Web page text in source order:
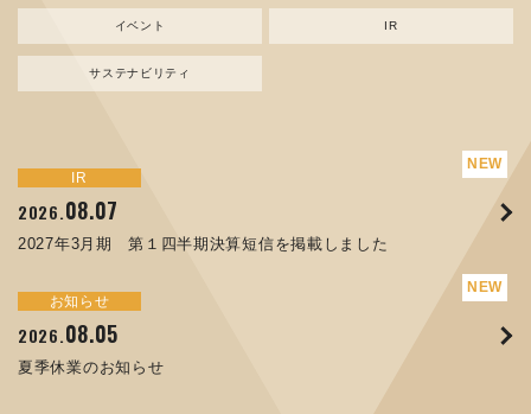
イベント IR
サステナビリティ
IR
2026.08.07
2027年3月期 第１四半期決算短信を掲載しました
お知らせ
2026.08.05
夏季休業のお知らせ
新規事業
2024.04.10
資源ごみAI 自動選別機 販売開始のお知らせ
お知らせ
2026.08.05
夏季休業のお知らせ
お知らせ
2025.11.17
コラムを更新しました：MECT2025(メカトロテックジャパ
トピックス
2026.07.17
ORANGE NEWS Vol. 014を掲載しました
トピックス
2026.04.17
ORANGE NEWS Vol. 013を掲載しました
イベント
2026.04.03
MEX金沢2026 出展のご案内 ※終了しました
イベント
2025.08.29
MECT 2025 出展のご案内 ※終了しました
IR
2026.08.07
2027年3月期 第１四半期決算短信を掲載しました
IR
2026.07.22
譲渡制限付株式報酬としての自己株式の処分の割当完了に関
サステナビリティ
2026.07.24
中学生（光野中学校）の職場体験を実施しました
サステナビリティ
2026.06.12
人材戦略を策定しました